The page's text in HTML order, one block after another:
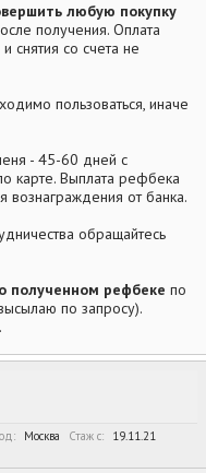
любую покупку
получения. Оплата
снятия со счета не
пользоваться, иначе
- 45-60 дней с
карте. Выплата рефбека
вознаграждения от банка.
обращайтесь
полученном рефбеке по
по запросу).
Москва Стаж c
19.11.21